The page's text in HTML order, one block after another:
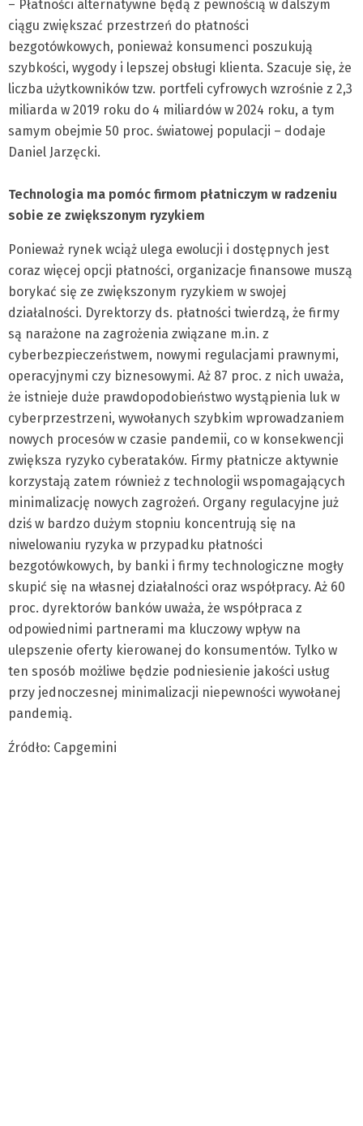
– Płatności alternatywne będą z pewnością w dalszym
ciągu zwiększać przestrzeń do płatności
bezgotówkowych, ponieważ konsumenci poszukują
szybkości, wygody i lepszej obsługi klienta. Szacuje się, że
liczba użytkowników tzw. portfeli cyfrowych wzrośnie z 2,3
miliarda w 2019 roku do 4 miliardów w 2024 roku, a tym
samym obejmie 50 proc. światowej populacji – dodaje
Daniel Jarzęcki.
Technologia ma pomóc firmom płatniczym w radzeniu
sobie ze zwiększonym ryzykiem
Ponieważ rynek wciąż ulega ewolucji i dostępnych jest
coraz więcej opcji płatności, organizacje finansowe muszą
borykać się ze zwiększonym ryzykiem w swojej
działalności. Dyrektorzy ds. płatności twierdzą, że firmy
są narażone na zagrożenia związane m.in. z
cyberbezpieczeństwem, nowymi regulacjami prawnymi,
operacyjnymi czy biznesowymi. Aż 87 proc. z nich uważa,
że istnieje duże prawdopodobieństwo wystąpienia luk w
cyberprzestrzeni, wywołanych szybkim wprowadzaniem
nowych procesów w czasie pandemii, co w konsekwencji
zwiększa ryzyko cyberataków. Firmy płatnicze aktywnie
korzystają zatem również z technologii wspomagających
minimalizację nowych zagrożeń. Organy regulacyjne już
dziś w bardzo dużym stopniu koncentrują się na
niwelowaniu ryzyka w przypadku płatności
bezgotówkowych, by banki i firmy technologiczne mogły
skupić się na własnej działalności oraz współpracy. Aż 60
proc. dyrektorów banków uważa, że współpraca z
odpowiednimi partnerami ma kluczowy wpływ na
ulepszenie oferty kierowanej do konsumentów. Tylko w
ten sposób możliwe będzie podniesienie jakości usług
przy jednoczesnej minimalizacji niepewności wywołanej
pandemią.
Źródło: Capgemini